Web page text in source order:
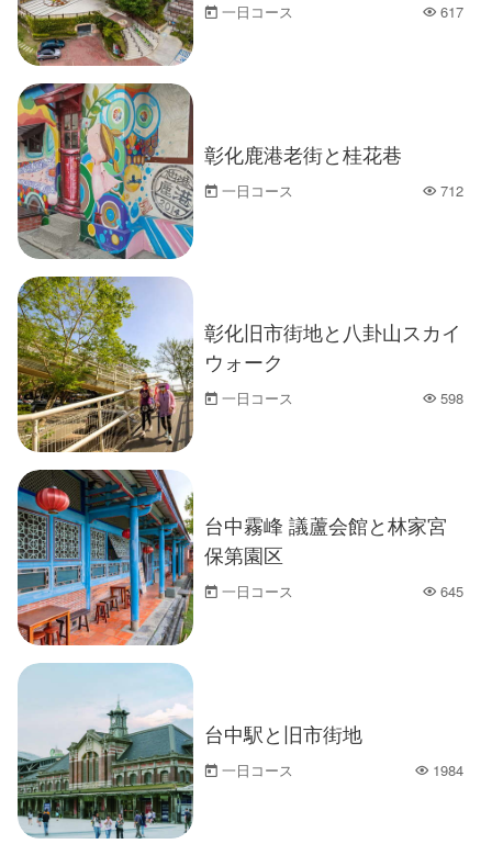
一日コース
人気
617
彰化鹿港老街と桂花巷
一日コース
人気
712
彰化旧市街地と八卦山スカイ
ウォーク
一日コース
人気
598
台中霧峰 議蘆会館と林家宮
保第園区
一日コース
人気
645
台中駅と旧市街地
一日コース
人気
1984